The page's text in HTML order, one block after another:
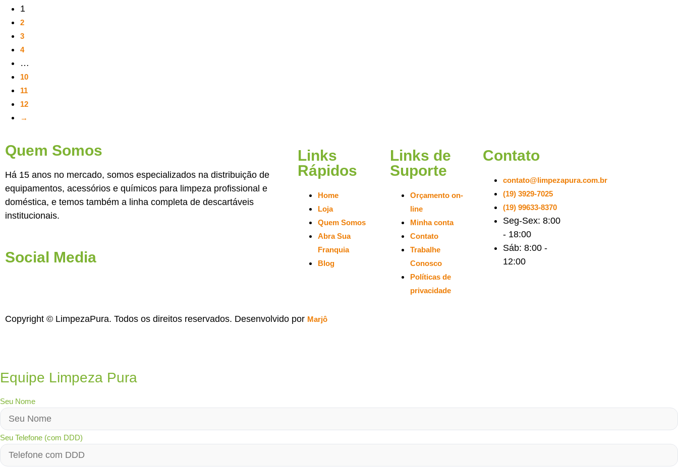
1
2
3
4
…
10
11
12
→
Quem Somos
Há 15 anos no mercado, somos especializados na distribuição de
equipamentos, acessórios e químicos para limpeza profissional e
doméstica, e temos também a linha completa de descartáveis
institucionais.
Social Media
Links
Rápidos
Home
Loja
Quem Somos
Abra Sua
Franquia
Blog
Links de
Suporte
Orçamento on-
line
Minha conta
Contato
Trabalhe
Conosco
Políticas de
privacidade
Contato
contato@limpezapura.com.br
(19) 3929-7025
(19) 99633-8370
Seg-Sex: 8:00
- 18:00
Sáb: 8:00 -
12:00
Copyright © LimpezaPura. Todos os direitos reservados. Desenvolvido por Marjô
Equipe Limpeza Pura
Seu Nome
Seu Telefone (com DDD)